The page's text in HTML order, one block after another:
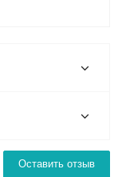
Оставить отзыв